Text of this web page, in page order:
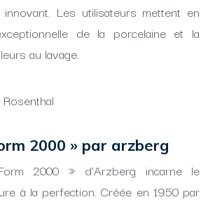
Les utilisateurs mettent en
de la porcelaine et la
au lavage.
2000 » par arzberg
2000 » d’Arzberg incarne le
à la perfection. Créée en 1950 par